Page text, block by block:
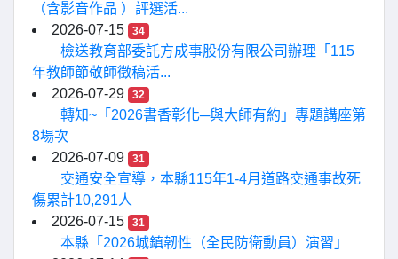
（含影音作品 ）評選活...
2026-07-15
34
檢送教育部委託方成事股份有限公司辦理「115
年教師節敬師徵稿活...
2026-07-29
32
轉知~「2026書香彰化─與大師有約」專題講座第
8場次
2026-07-09
31
交通安全宣導，本縣115年1-4月道路交通事故死
傷累計10,291人
2026-07-15
31
本縣「2026城鎮韌性（全民防衛動員）演習」